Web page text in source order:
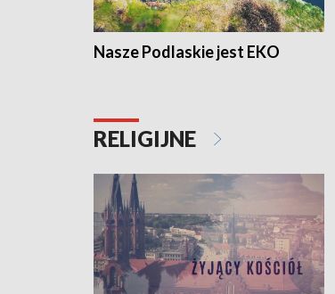
Nasze Podlaskie jest EKO
RELIGIJNE